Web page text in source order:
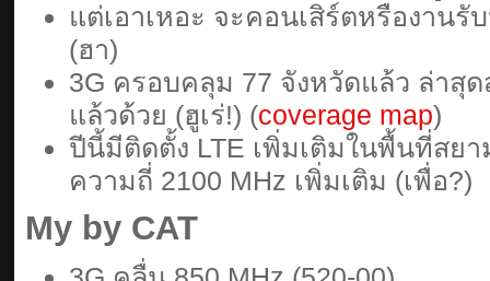
แต่เอาเหอะ จะคอนเสิร์ตหรืองาน
(ฮา)
3G ครอบคลุม 77 จังหวัดแล้ว ล่าสุ
แล้วด้วย (ฮูเร่!) (coverage map)
ปีนี้มีติดตั้ง LTE เพิ่มเติมในพื้นที่สย
ความถี่ 2100 MHz เพิ่มเติม (เพื่อ?)
My by CAT